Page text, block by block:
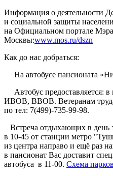
Информация о деятельности
и социальной защиты
на Официальном портале
Москвы:www.mos.ru/dszn
Как до нас добраться:
На автобусе пансионата
Автобус предоставляется:
ИВОВ, ВВОВ. Ветеранам
по тел: 7(499)-735-99-98.
Встреча отдыхающих в день
в 10-45 от станции метро
из центра направо и ещё раз
в пансионат Вас доставит
автобуса в 11-00. Схема